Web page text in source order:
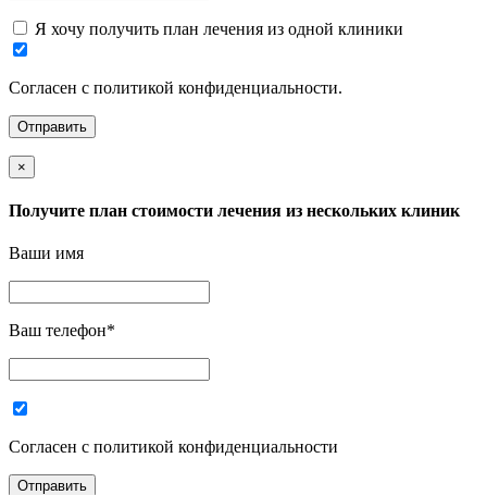
Я хочу получить план лечения из одной клиники
Согласен с политикой конфиденциальности.
×
Получите план стоимости лечения из нескольких клиник
Ваши имя
Ваш телефон*
Согласен с политикой конфиденциальности